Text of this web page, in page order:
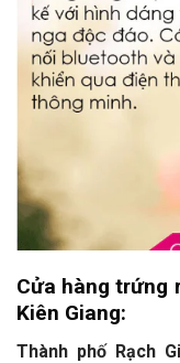
Cửa hàng trứng
Kiên Giang:
Thành phố Rạch